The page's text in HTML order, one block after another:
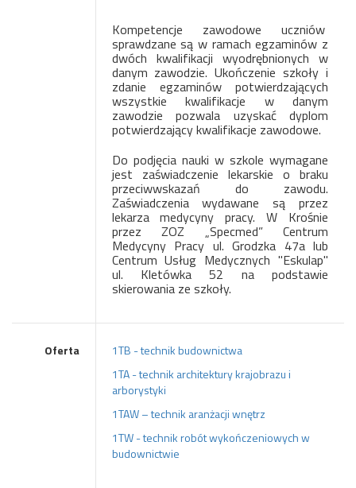
Kompetencje zawodowe uczniów
sprawdzane są w ramach egzaminów z
dwóch kwalifikacji wyodrębnionych w
danym zawodzie. Ukończenie szkoły i
zdanie egzaminów potwierdzających
wszystkie kwalifikacje w danym
zawodzie pozwala uzyskać dyplom
potwierdzający kwalifikacje zawodowe.
Do podjęcia nauki w szkole wymagane
jest zaświadczenie lekarskie o braku
przeciwwskazań do zawodu.
Zaświadczenia wydawane są przez
lekarza medycyny pracy. W Krośnie
przez ZOZ „Specmed” Centrum
Medycyny Pracy ul. Grodzka 47a lub
Centrum Usług Medycznych "Eskulap"
ul. Kletówka 52 na podstawie
skierowania ze szkoły.
Oferta
1TB - technik budownictwa
1TA - technik architektury krajobrazu i
arborystyki
1TAW – technik aranżacji wnętrz
1TW - technik robót wykończeniowych w
budownictwie